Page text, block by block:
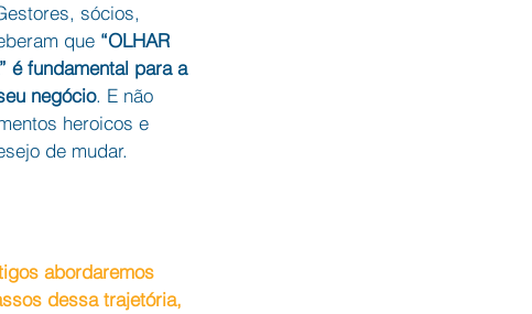
sócios,
que “OLHAR
é fundamental para a
negócio. E não
heroicos e
de mudar.
abordaremos
dessa trajetória,